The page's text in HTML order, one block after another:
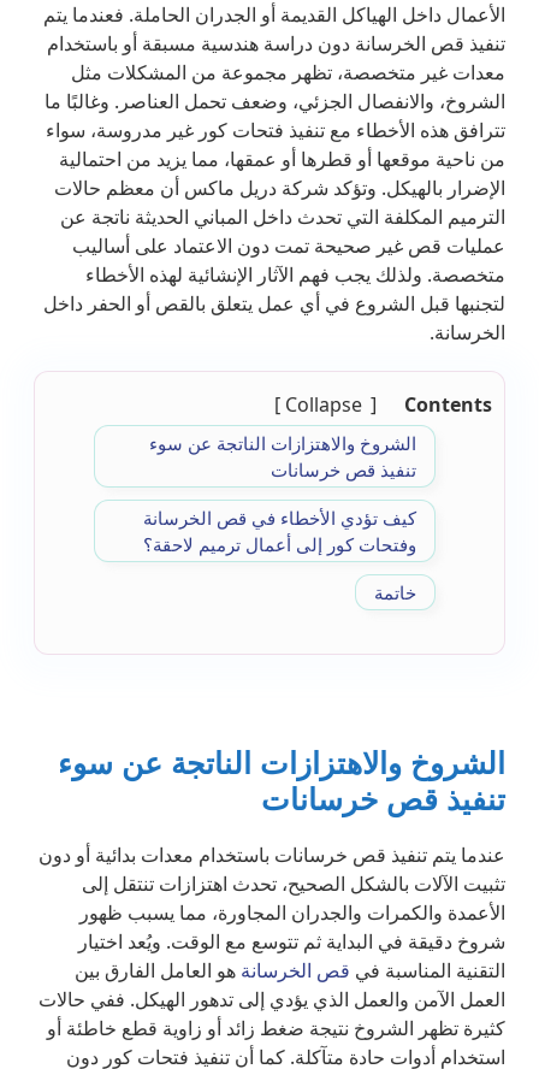
الأعمال داخل الهياكل القديمة أو الجدران الحاملة. فعندما يتم
تنفيذ قص الخرسانة دون دراسة هندسية مسبقة أو باستخدام
معدات غير متخصصة، تظهر مجموعة من المشكلات مثل
الشروخ، والانفصال الجزئي، وضعف تحمل العناصر. وغالبًا ما
تترافق هذه الأخطاء مع تنفيذ فتحات كور غير مدروسة، سواء
من ناحية موقعها أو قطرها أو عمقها، مما يزيد من احتمالية
الإضرار بالهيكل. وتؤكد شركة دريل ماكس أن معظم حالات
الترميم المكلفة التي تحدث داخل المباني الحديثة ناتجة عن
عمليات قص غير صحيحة تمت دون الاعتماد على أساليب
متخصصة. ولذلك يجب فهم الآثار الإنشائية لهذه الأخطاء
لتجنبها قبل الشروع في أي عمل يتعلق بالقص أو الحفر داخل
الخرسانة.
Contents
Collapse
الشروخ والاهتزازات الناتجة عن سوء
تنفيذ قص خرسانات
كيف تؤدي الأخطاء في قص الخرسانة
وفتحات كور إلى أعمال ترميم لاحقة؟
خاتمة
الشروخ والاهتزازات الناتجة عن سوء
تنفيذ قص خرسانات
عندما يتم تنفيذ قص خرسانات باستخدام معدات بدائية أو دون
تثبيت الآلات بالشكل الصحيح، تحدث اهتزازات تنتقل إلى
الأعمدة والكمرات والجدران المجاورة، مما يسبب ظهور
شروخ دقيقة في البداية ثم تتوسع مع الوقت. ويُعد اختيار
التقنية المناسبة في قص الخرسانة هو العامل الفارق بين
العمل الآمن والعمل الذي يؤدي إلى تدهور الهيكل. ففي حالات
كثيرة تظهر الشروخ نتيجة ضغط زائد أو زاوية قطع خاطئة أو
استخدام أدوات حادة متآكلة. كما أن تنفيذ فتحات كور دون